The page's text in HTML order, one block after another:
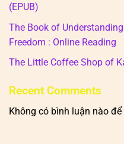
(EPUB)
The Book of
Freedom : Online Reading
The Little Coffee Shop of
Recent Comments
Không có bình luận nào để